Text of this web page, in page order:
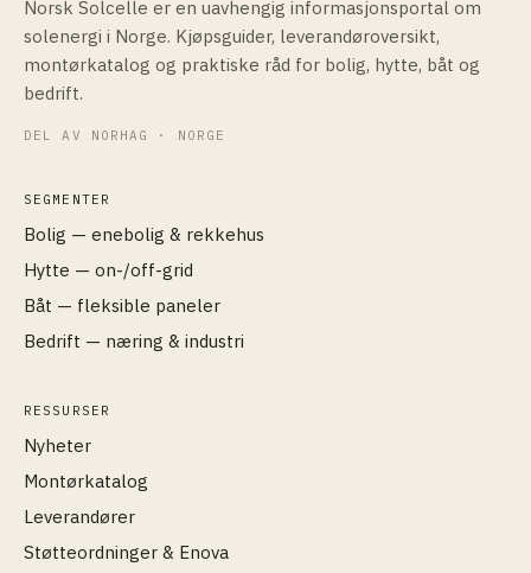
Norsk Solcelle er en uavhengig informasjonsportal om
solenergi i Norge. Kjøpsguider, leverandøroversikt,
montørkatalog og praktiske råd for bolig, hytte, båt og
bedrift.
DEL AV NORHAG · NORGE
SEGMENTER
Bolig — enebolig & rekkehus
Hytte — on-/off-grid
Båt — fleksible paneler
Bedrift — næring & industri
RESSURSER
Nyheter
Montørkatalog
Leverandører
Støtteordninger & Enova